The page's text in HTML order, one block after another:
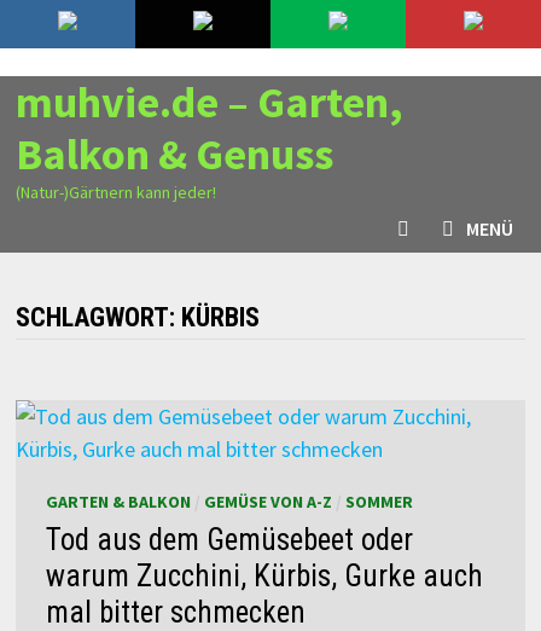
Zurück
zum
Inhalt
6. August 2026
muhvie.de – Garten,
Balkon & Genuss
(Natur-)Gärtnern kann jeder!
MENÜ
SCHLAGWORT: KÜRBIS
GARTEN & BALKON GEMÜSE VON A-Z SOMMER
Tod aus dem Gemüsebeet oder
warum Zucchini, Kürbis, Gurke auch
mal bitter schmecken